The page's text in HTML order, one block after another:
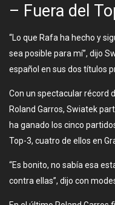
– Fuera del
“Lo que Rafa ha hecho y
sea posible para mí”, dijo
español en sus dos títulos
Con un spectacular récord
Roland Garros, Swiatek
ha ganado los cinco
Top-3, cuatro de ellos en
“Es bonito, no sabía esa
contra ellas”, dijo con